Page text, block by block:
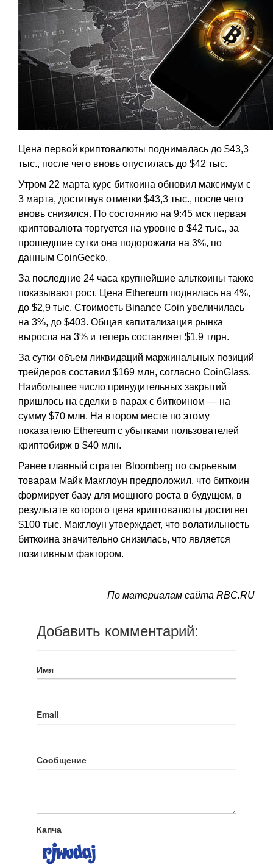
Цена первой криптовалюты поднималась до $43,3
тыс., после чего вновь опустилась до $42 тыс.
Утром 22 марта курс биткоина обновил максимум с
3 марта, достигнув отметки $43,3 тыс., после чего
вновь снизился. По состоянию на 9:45 мск первая
криптовалюта торгуется на уровне в $42 тыс., за
прошедшие сутки она подорожала на 3%, по
данным CoinGecko.
За последние 24 часа крупнейшие альткоины также
показывают рост. Цена Ethereum поднялась на 4%,
до $2,9 тыс. Стоимость Binance Coin увеличилась
на 3%, до $403. Общая капитализация рынка
выросла на 3% и теперь составляет $1,9 тлрн.
За сутки объем ликвидаций маржинальных позиций
трейдеров составил $169 млн, согласно CoinGlass.
Наибольшее число принудительных закрытий
пришлось на сделки в парах с биткоином — на
сумму $70 млн. На втором месте по этому
показателю Ethereum с убытками пользователей
криптобирж в $40 млн.
Ранее главный стратег Bloomberg по сырьевым
товарам Майк Макглоун предположил, что биткоин
формирует базу для мощного роста в будущем, в
результате которого цена криптовалюты достигнет
$100 тыс. Макглоун утверждает, что волатильность
биткоина значительно снизилась, что является
позитивным фактором.
По материалам сайта RBC.RU
Добавить комментарий:
Имя
Email
Сообщение
Капча